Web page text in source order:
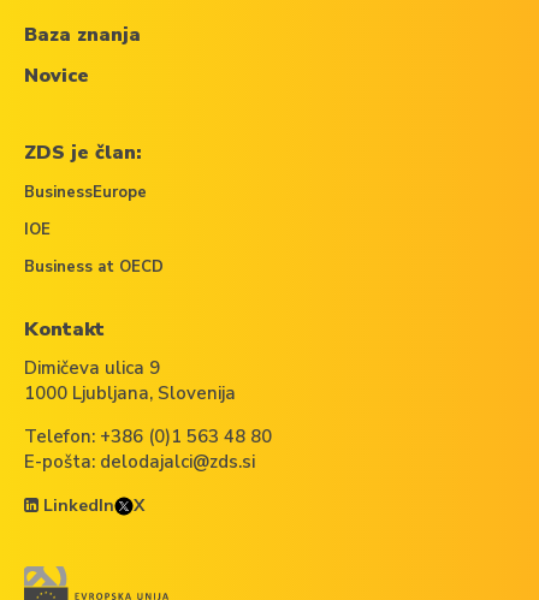
Baza znanja
Novice
ZDS je član:
BusinessEurope
IOE
Business at OECD
Kontakt
Dimičeva ulica 9
1000 Ljubljana, Slovenija
Telefon: +386 (0)1 563 48 80
E-pošta: delodajalci@zds.si
LinkedIn X